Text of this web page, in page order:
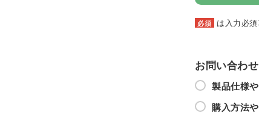
必須 は入力必須
お問い合わ
製品仕様
購入方法